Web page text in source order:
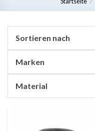
Sortieren nach
Marken
Material